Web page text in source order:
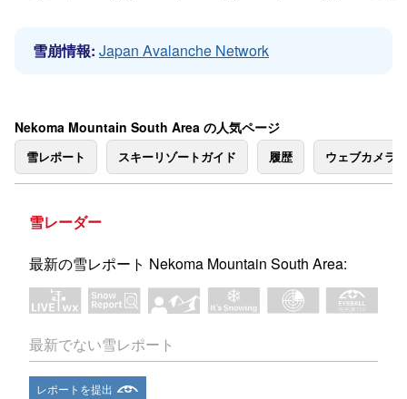
雪崩情報: Japan Avalanche Network
Nekoma Mountain South Area の人気ページ
雪レポート スキーリゾートガイド 履歴 ウェブカメラ
雪レーダー
最新の雪レポート Nekoma Mountain South Area:
最新でない雪レポート
レポートを提出